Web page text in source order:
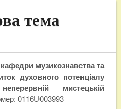
тема
музикознавства та
духовного потенціалу
мистецькій
0116U003993